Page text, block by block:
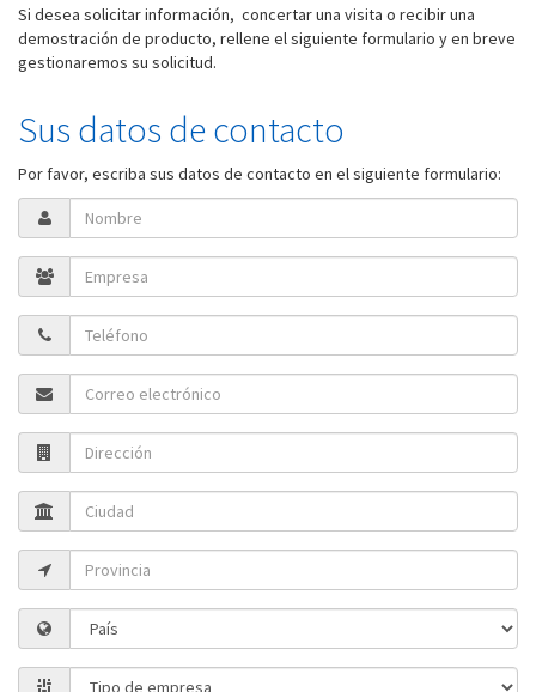
Si desea solicitar información, concertar una visita o recibir una
demostración de producto, rellene el siguiente formulario y en breve
gestionaremos su solicitud.
Sus datos de contacto
Por favor, escriba sus datos de contacto en el siguiente formulario: